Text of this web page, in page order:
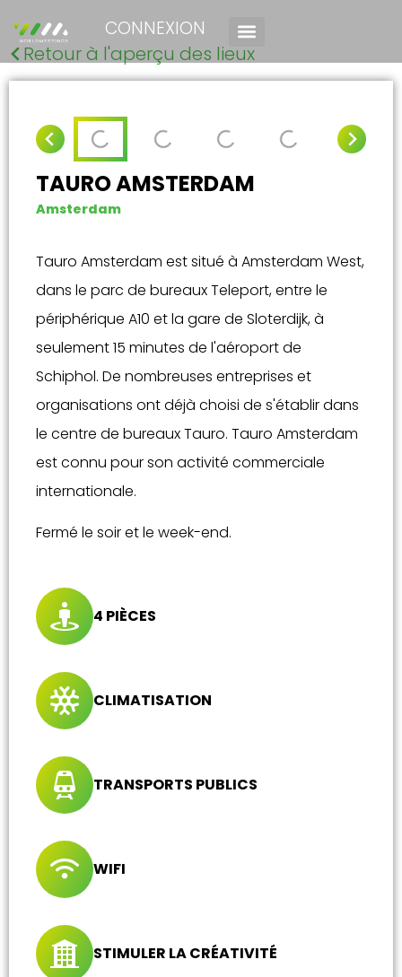
CONNEXION
Retour à l'aperçu des lieux
TAURO AMSTERDAM
Amsterdam
Tauro Amsterdam est situé à Amsterdam West,
dans le parc de bureaux Teleport, entre le
périphérique A10 et la gare de Sloterdijk, à
seulement 15 minutes de l'aéroport de
Schiphol. De nombreuses entreprises et
organisations ont déjà choisi de s'établir dans
le centre de bureaux Tauro. Tauro Amsterdam
est connu pour son activité commerciale
internationale.
Fermé le soir et le week-end.
4 PIÈCES
CLIMATISATION
TRANSPORTS PUBLICS
WIFI
STIMULER LA CRÉATIVITÉ